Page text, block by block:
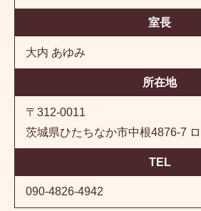
室長
大内 あゆみ
所在地
〒312-0011
茨城県ひたちなか市中根4876-7
TEL
090-4826-4942